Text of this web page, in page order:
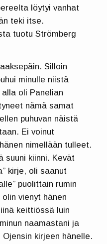
löytyi vanhat
teki itse.
tuotu Strömberg
Silloin
minulle niistä
oli Panelian
nämä samat
puhuvan näistä
Ei voinut
nimellään tulleet.
suuni kiinni. Kevät
kirje, oli saanut
puolittain rumin
vienyt hänen
keittiössä luin
naamastani ja
kirjeen hänelle.